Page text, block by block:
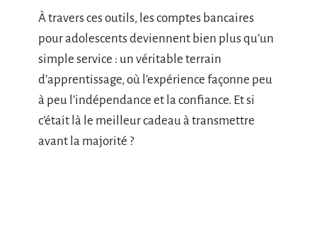
À travers ces outils, les comptes bancaires
pour adolescents deviennent bien plus qu’un
simple service : un véritable terrain
d’apprentissage, où l’expérience façonne peu
à peu l’indépendance et la confiance. Et si
c’était là le meilleur cadeau à transmettre
avant la majorité ?